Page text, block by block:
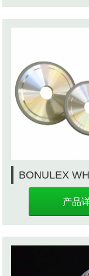
BONULEX
产品